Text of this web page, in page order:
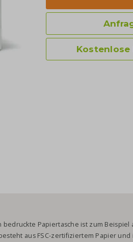
Kostenlose
bedruckte Papiertasche ist zum Beispiel
aus FSC-zertifiziertem Papier und